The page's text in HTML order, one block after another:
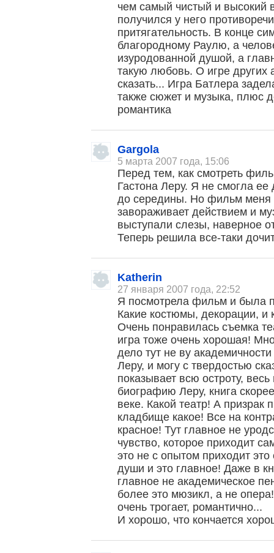
чем самый чистый и высокий
получился у него
притягательность. В конце
благородному Раулю, а
изуродованной душой, а
такую любовь. О игре других
сказать... Игра Батлера
также сюжет и музыка, плюс
романтика
Gargola
5 марта 2007 года, 15:06
Перед тем, как смотреть
Гастона Леру. Я не смогла
до середины. Но фильм меня
завораживает действием и
выступали слезы, наверное
Теперь решила все-таки
Katherin
27 января 2007 года, 22:52
Я посмотрела фильм и была
Какие костюмы, декорации,
Очень понравилась съемка
игра тоже очень хорошая!
дело тут не ву
Леру, и могу с твердостью
показывает всю остроту,
биографию Леру, книга
веке. Какой театр! А
кладбище какое! Все на
красное! Тут главное не
чувство, которое приходит
это не с опытом приходит
души и это главное! Даже в
главное не академическое
более это мюзикл, а не
очень трогает, романтично...
И хорошо, что кончается